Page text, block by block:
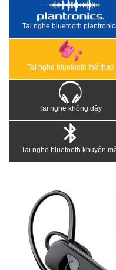
Tai nghe bluetooth
Tai nghe bluetooth thể thao
Tai nghe không dây
Tai nghe bluetooth khuyến